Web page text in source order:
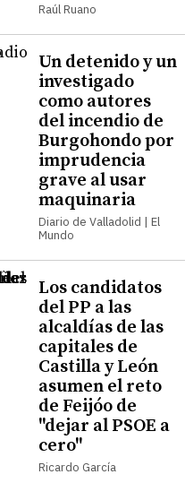
Raúl Ruano
Un detenido y un
investigado
como autores
del incendio de
Burgohondo por
imprudencia
grave al usar
maquinaria
Diario de Valladolid | El
Mundo
Los candidatos
del PP a las
alcaldías de las
capitales de
Castilla y León
asumen el reto
de Feijóo de
"dejar al PSOE a
cero"
Ricardo García